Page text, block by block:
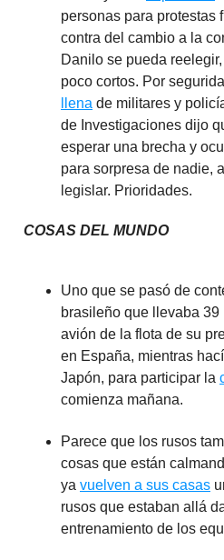
personas para protestas
contra del cambio a la
Danilo se pueda
poco cortos. Por
llena de militares y
de Investigaciones dijo
esperar una brecha y
para sorpresa de nadie,
legislar. Prioridades.
COSAS DEL MUNDO
Uno que se pasó de
brasileño que llevaba
avión de la flota de su
en España, mientras
Japón, para participar la
comienza mañana.
Parece que los rusos
cosas que están
ya vuelven a sus casas
rusos que estaban allá
entrenamiento de los